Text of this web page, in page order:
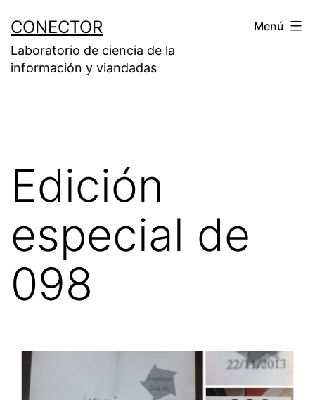
contenido
CONECTOR
Laboratorio de ciencia de la
información y viandadas
Menú
Edición
especial de
098